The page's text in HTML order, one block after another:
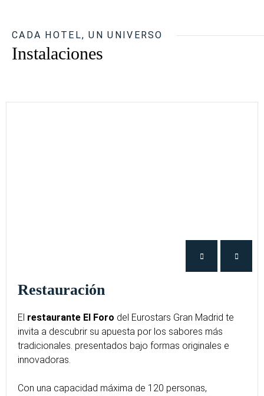
CADA HOTEL, UN UNIVERSO
Instalaciones
Restauración
El restaurante El Foro del Eurostars Gran Madrid te
invita a descubrir su apuesta por los sabores más
tradicionales. presentados bajo formas originales e
innovadoras.
Con una capacidad máxima de 120 personas,